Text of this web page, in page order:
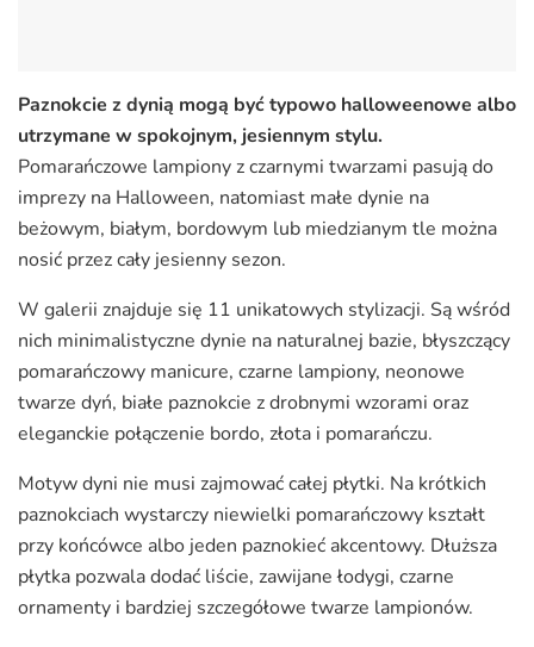
Paznokcie z dynią mogą być typowo halloweenowe albo
utrzymane w spokojnym, jesiennym stylu.
Pomarańczowe lampiony z czarnymi twarzami pasują do
imprezy na Halloween, natomiast małe dynie na
beżowym, białym, bordowym lub miedzianym tle można
nosić przez cały jesienny sezon.
W galerii znajduje się 11 unikatowych stylizacji. Są wśród
nich minimalistyczne dynie na naturalnej bazie, błyszczący
pomarańczowy manicure, czarne lampiony, neonowe
twarze dyń, białe paznokcie z drobnymi wzorami oraz
eleganckie połączenie bordo, złota i pomarańczu.
Motyw dyni nie musi zajmować całej płytki. Na krótkich
paznokciach wystarczy niewielki pomarańczowy kształt
przy końcówce albo jeden paznokieć akcentowy. Dłuższa
płytka pozwala dodać liście, zawijane łodygi, czarne
ornamenty i bardziej szczegółowe twarze lampionów.